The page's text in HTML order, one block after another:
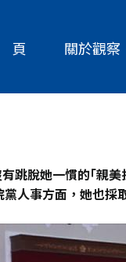
頁 關於觀察
跳脫她一慣的｢親
人事方面，她也採